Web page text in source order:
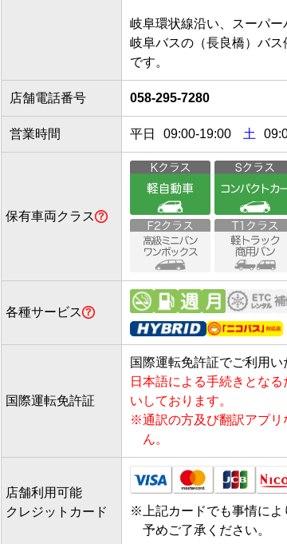
岐阜環状線沿い、スーパー
岐阜バスの（長良橋）バ
です。
店舗電話番号 058-295-7280
営業時間 平日 09:00-19:00 土
保有車両クラス
各種サービス
国際運転免許証
国際運転免許証でご利用い
日本語による手続きとな
いしております。
※通訳の方及び翻訳アプ
ん。
店舗利用可能
クレジットカード
※ 上記カードでも事情に
予めご了承ください。